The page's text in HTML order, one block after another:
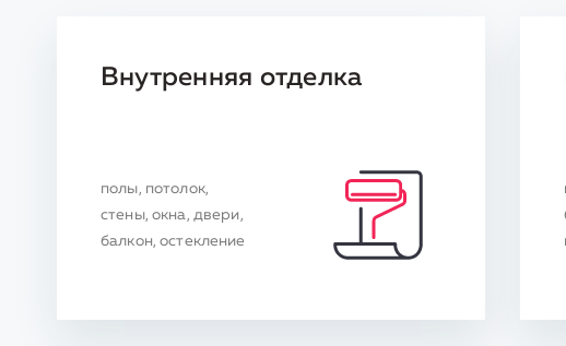
Внутренняя отделка
полы, потолок,
стены, окна, двери,
балкон, остекление